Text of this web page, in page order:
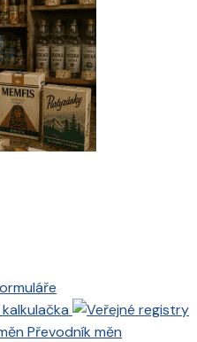
Převodník měn